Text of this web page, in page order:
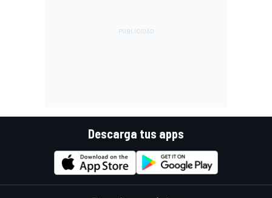
Descarga tus apps